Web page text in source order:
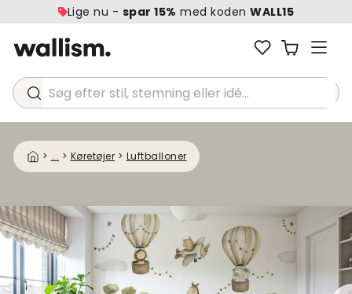
Lige nu - spar 15% med kodenWALL15
Søg efter stil, stemning eller idé...
> ... > Køretøjer > Luftballoner